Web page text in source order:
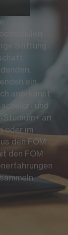
Stiftung
ein
anerkannt
und
Studium+ an
oder im
den FOM
den FOM